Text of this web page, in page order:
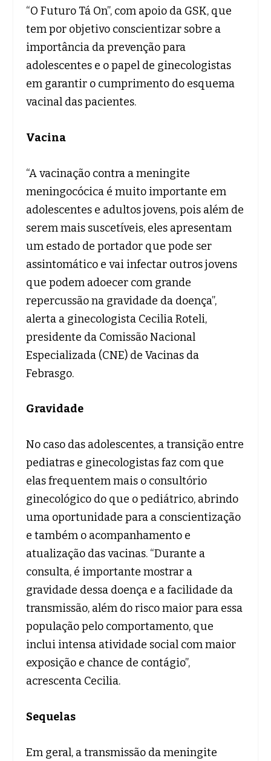
“O Futuro Tá On”, com apoio da GSK, que
tem por objetivo conscientizar sobre a
importância da prevenção para
adolescentes e o papel de ginecologistas
em garantir o cumprimento do esquema
vacinal das pacientes.
Vacina
“A vacinação contra a meningite
meningocócica é muito importante em
adolescentes e adultos jovens, pois além de
serem mais suscetíveis, eles apresentam
um estado de portador que pode ser
assintomático e vai infectar outros jovens
que podem adoecer com grande
repercussão na gravidade da doença”,
alerta a ginecologista Cecilia Roteli,
presidente da Comissão Nacional
Especializada (CNE) de Vacinas da
Febrasgo.
Gravidade
No caso das adolescentes, a transição entre
pediatras e ginecologistas faz com que
elas frequentem mais o consultório
ginecológico do que o pediátrico, abrindo
uma oportunidade para a conscientização
e também o acompanhamento e
atualização das vacinas. “Durante a
consulta, é importante mostrar a
gravidade dessa doença e a facilidade da
transmissão, além do risco maior para essa
população pelo comportamento, que
inclui intensa atividade social com maior
exposição e chance de contágio”,
acrescenta Cecilia.
Sequelas
Em geral, a transmissão da meningite